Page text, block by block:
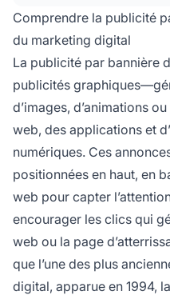
de marketing digital
d'affiliation , conçue
de la marque,
les conversions.
Comprendre la publicité
du marketing digital
La publicité par bannière
publicités
d’images, d’animations
web, des applications et
numériques. Ces
positionnées en haut, en
web pour capter
encourager les clics qui
web ou la page
que l’une des plus
digital, apparue en 1994,